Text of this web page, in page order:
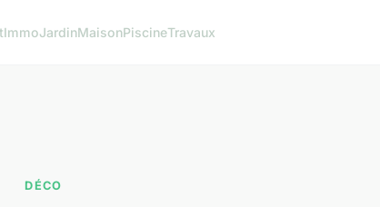
ImmoJardinMaisonPiscineTravaux
DÉCO